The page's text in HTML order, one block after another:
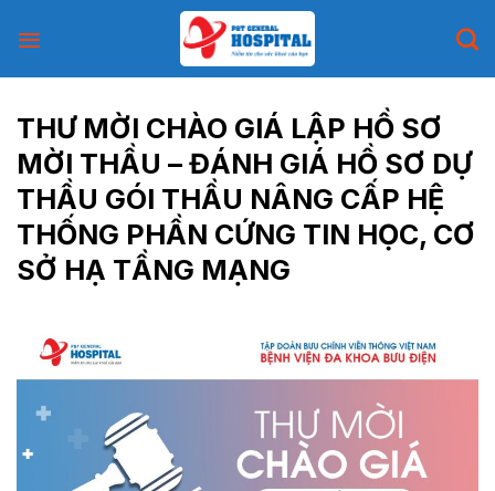
THƯ MỜI CHÀO GIÁ LẬP HỒ SƠ
MỜI THẦU – ĐÁNH GIÁ HỒ SƠ DỰ
THẦU GÓI THẦU NÂNG CẤP HỆ
THỐNG PHẦN CỨNG TIN HỌC, CƠ
SỞ HẠ TẦNG MẠNG